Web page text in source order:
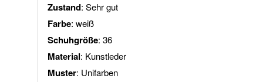
Zustand: Sehr gut
Farbe: weiß
Schuhgröße: 36
Material: Kunstleder
Muster: Unifarben